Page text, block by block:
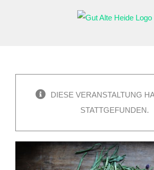
DIESE VERANSTALTUNG
STATTGEFUNDEN.